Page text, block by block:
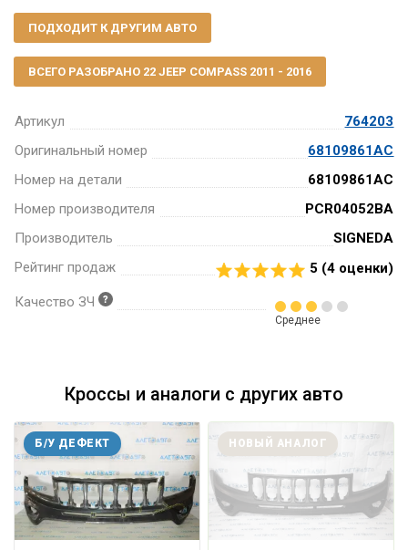
Артикул
764203
Оригинальный номер
68109861AC
Номер на детали
68109861AC
Номер производителя
PCR04052BA
Производитель
SIGNEDA
Рейтинг продаж
5 (4 оценки)
Качество ЗЧ
Среднее
ПОДХОДИТ К ДРУГИМ АВТО
ВСЕГО РАЗОБРАНО 22 JEEP COMPASS 2011 - 2016
Кроссы и аналоги с других авто
Б/У ДЕФЕКТ НОВЫЙ АНАЛОГ